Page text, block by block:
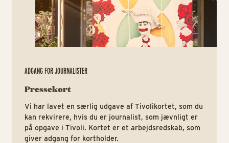
ADGANG FOR JOURNALISTER
Pressekort
Vi har lavet en særlig udgave af Tivolikortet, som du
kan rekvirere, hvis du er journalist, som jævnligt er
på opgave i Tivoli. Kortet er et arbejdsredskab, som
giver adgang for kortholder.